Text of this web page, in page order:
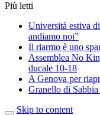
Più letti
Università estiva
andiamo noi”
Il riarmo è uno
Assemblea No
ducale 10-18
A Genova per
Granello di
Skip to content